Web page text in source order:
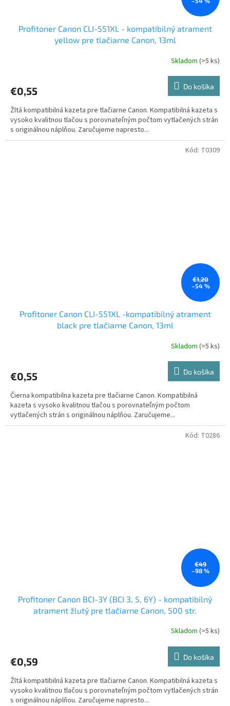
Profitoner Canon CLI-551XL - kompatibilný atrament
yellow pre tlačiarne Canon, 13ml
Skladom (>5 ks)
€0,55 Do košíka
Žltá kompatibilná kazeta pre tlačiarne Canon. Kompatibilná kazeta s
vysoko kvalitnou tlačou s porovnateľným počtom vytlačených strán
s originálnou náplňou. Zaručujeme napresto...
€1,20
–54 %
Profitoner Canon CLI-551XL -kompatibilný atrament
black pre tlačiarne Canon, 13ml
Skladom (>5 ks)
€0,55 Do košíka
Čierna kompatibilna kazeta pre tlačiarne Canon. Kompatibilná
kazeta s vysoko kvalitnou tlačou s porovnateľným počtom
vytlačených strán s originálnou náplňou. Zaručujeme...
Kód: T0309
€49
–98 %
Profitoner Canon BCI-3Y (BCI 3, 5, 6Y) - kompatibilný
atrament žlutý pre tlačiarne Canon, 500 str.
Skladom (>5 ks)
€0,59 Do košíka
Žltá kompatibilná kazeta pre tlačiarne Canon. Kompatibilná kazeta s
vysoko kvalitnou tlačou s porovnateľným počtom vytlačených strán
s originálnou náplňou. Zaručujeme napresto...
Kód: T0286